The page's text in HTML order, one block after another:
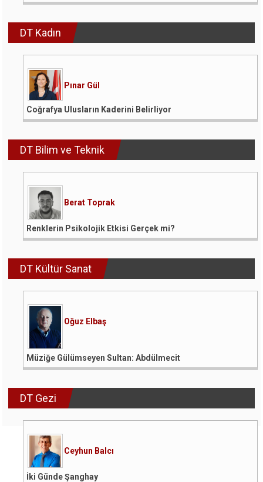
DT Kadın
Pınar Gül
Coğrafya Ulusların Kaderini Belirliyor
DT Bilim ve Teknik
Berat Toprak
Renklerin Psikolojik Etkisi Gerçek mi?
DT Kültür Sanat
Oğuz Elbaş
Müziğe Gülümseyen Sultan: Abdülmecit
DT Gezi
Ceyhun Balcı
İki Günde Şanghay